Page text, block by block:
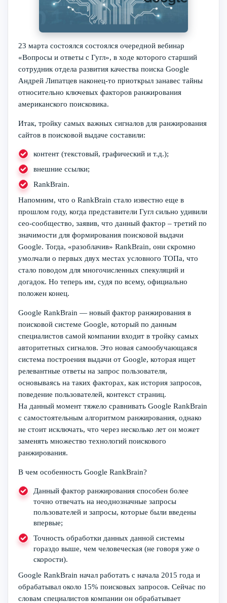
23 марта состоялся состоялся очередной вебинар
«Вопросы и ответы с Гугл», в ходе которого старший
сотрудник отдела развития качества поиска Google
Андрей Липатцев наконец-то приоткрыл занавес тайны
относительно ключевых факторов ранжирования
американского поисковика.
Итак, тройку самых важных сигналов для ранжирования
сайтов в поисковой выдаче составили:
контент (текстовый, графический и т.д.);
внешние ссылки;
RankBrain.
Напомним, что о RankBrain стало известно еще в
прошлом году, когда представители Гугл сильно удивили
сео-сообщество, заявив, что данный фактор – третий по
значимости для формирования поисковой выдачи
Google. Тогда, «разоблачив» RankBrain, они скромно
умолчали о первых двух местах условного ТОПа, что
стало поводом для многочисленных спекуляций и
догадок. Но теперь им, судя по всему, официально
положен конец.
Google RankBrain — новый фактор ранжирования в
поисковой системе Google, который по данным
специалистов самой компании входит в тройку самых
авторитетных сигналов. Это новая самообучающаяся
система построения выдачи от Google, которая ищет
релевантные ответы на запрос пользователя,
основываясь на таких факторах, как история запросов,
поведение пользователей, контекст страниц.
На данный момент тяжело сравнивать Google RankBrain
с самостоятельным алгоритмом ранжирования, однако
не стоит исключать, что через несколько лет он может
заменять множество технологий поискового
ранжирования.
В чем особенность Google RankBrain?
Данный фактор ранжирования способен более
точно отвечать на неоднозначные запросы
пользователей и запросы, которые были введены
впервые;
Точность обработки данных данной системы
гораздо выше, чем человеческая (не говоря уже о
скорости).
Google RankBrain начал работать с начала 2015 года и
обрабатывал около 15% поисковых запросов. Сейчас по
словам специалистов компании он обрабатывает